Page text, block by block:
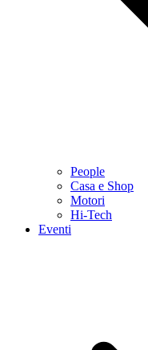
People
Casa e Shop
Motori
Hi-Tech
Eventi